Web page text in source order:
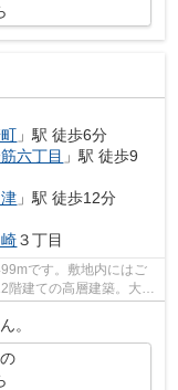
」駅 徒歩6分
六丁目 」駅 徒歩9
」駅 徒歩12分
３丁目
です。敷地内にはご
階建ての高層建築。大阪
。